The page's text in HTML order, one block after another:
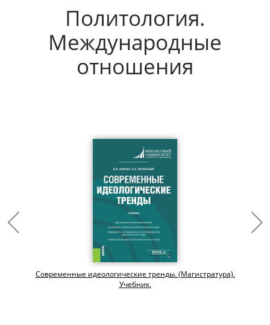
Политология.
Международные
отношения
Современные идеологические тренды. (Магистратура).
Учебник.